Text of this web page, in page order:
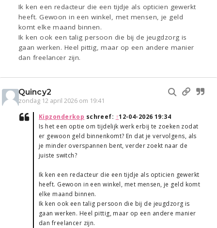
Ik ken een redacteur die een tijdje als opticien gewerkt
heeft. Gewoon in een winkel, met mensen, je geld
komt elke maand binnen.
Ik ken ook een talig persoon die bij de jeugdzorg is
gaan werken. Heel pittig, maar op een andere manier
dan freelancer zijn.
Quincy2
zondag 12 april 2026 om 19:41
Kipzonderkop schreef: ↑12-04-2026 19:34
Is het een optie om tijdelijk werk erbij te zoeken zodat
er gewoon geld binnenkomt? En dat je vervolgens, als
je minder overspannen bent, verder zoekt naar de
juiste switch?
Ik ken een redacteur die een tijdje als opticien gewerkt
heeft. Gewoon in een winkel, met mensen, je geld komt
elke maand binnen.
Ik ken ook een talig persoon die bij de jeugdzorg is
gaan werken. Heel pittig, maar op een andere manier
dan freelancer zijn.